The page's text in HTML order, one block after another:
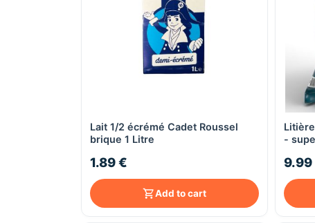
Quick View
Lait 1/2 écrémé Cadet Roussel
brique 1 Litre
1.89 €
Add to cart
-
9.99